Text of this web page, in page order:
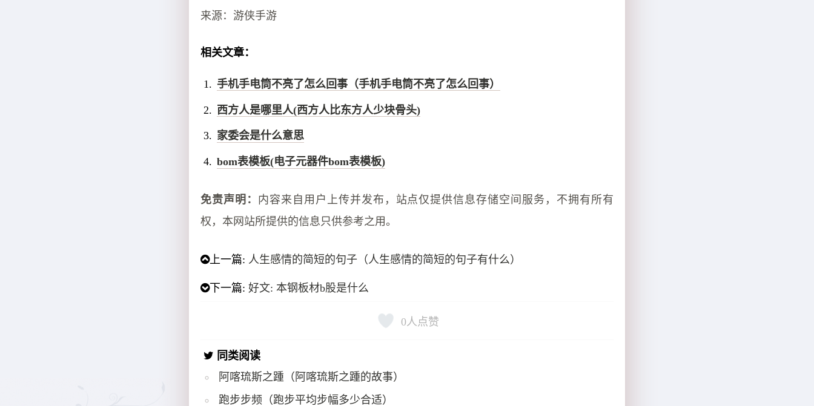
来源：游侠手游
相关文章：
手机手电筒不亮了怎么回事（手机手电筒不亮了怎么回事）
西方人是哪里人(西方人比东方人少块骨头)
家委会是什么意思
bom表模板(电子元器件bom表模板)
免责声明： 内容来自用户上传并发布，站点仅提供信息存储空间服务，不拥有所有
权，本网站所提供的信息只供参考之用。
上一篇: 人生感情的简短的句子（人生感情的简短的句子有什么）
下一篇:好文: 本钢板材b股是什么
0人点赞
同类阅读
阿喀琉斯之踵（阿喀琉斯之踵的故事）
跑步步频（跑步平均步幅多少合适）